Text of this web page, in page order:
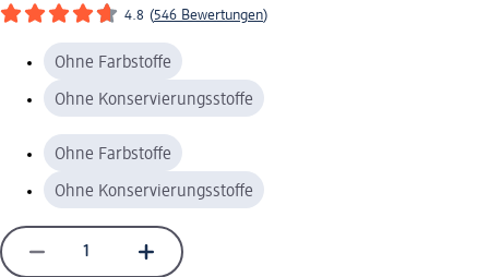
4.8 (546 Bewertungen)
Ohne Farbstoffe
Ohne Konservierungsstoffe
Ohne Farbstoffe
Ohne Konservierungsstoffe